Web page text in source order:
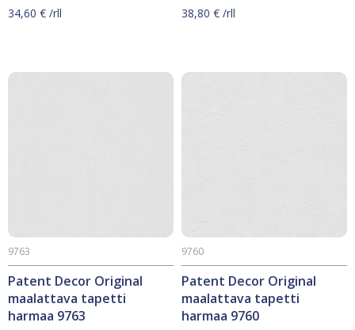
34,60 € /rll 38,80 € /rll
Patent Decor Original
maalattava tapetti
harmaa 9763
9763
Patent Decor Original
maalattava tapetti
harmaa 9760
9760